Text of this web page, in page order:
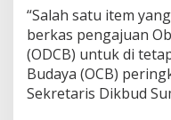
y
a
“Salah satu item
berkas pengajuan
(ODCB) untuk di
Budaya (OCB)
Sekretaris Dikbud